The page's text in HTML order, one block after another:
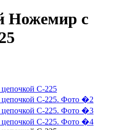
Ножемир с